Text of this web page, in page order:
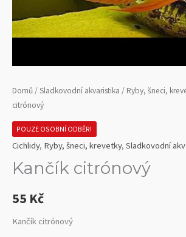
Domů /Sladkovodní akvaristika / Ryby, šneci,
citrónový
POUZE OSOBNÍ ODBĚR!
Cichlidy, Ryby, šneci, krevetky, Sladkovodní
Kančík citrónový
55 Kč
Kančík citrónový